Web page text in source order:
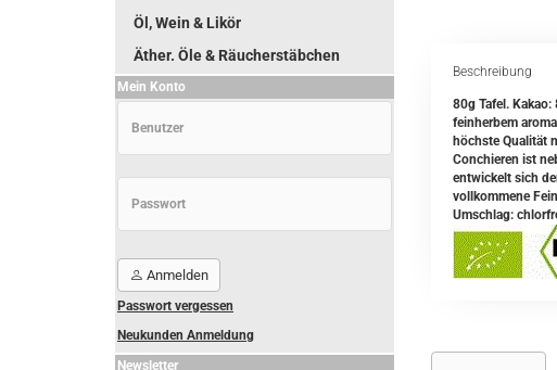
Beschreibung
80g Tafel.
feinherbem
höchste Qualität
Conchieren ist
entwickelt sich
vollkommene
Umschlag:
Öl, Wein & Likör
Äther. Öle & Räucherstäbchen
Mein Konto
Anmelden
Passwort vergessen
Neukunden Anmeldung
Newsletter